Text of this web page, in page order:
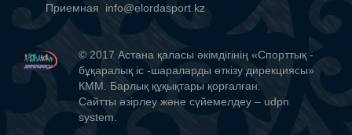
Приемная info@elordasport.kz
© 2017 Астана қаласы әкімдігінің «Спорттық -
бұқаралық іс -шараларды өткізу дирекциясы»
КММ. Барлық құқықтары қорғалған.
Сайтты әзірлеу және сүйемелдеу – udpn
system.